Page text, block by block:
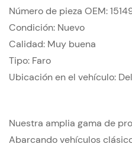
Número de pieza OEM:
Condición: Nuevo
Calidad: Muy buena
Tipo: Faro
Ubicación en el vehículo:
Nuestra amplia gama de
Abarcando vehículos